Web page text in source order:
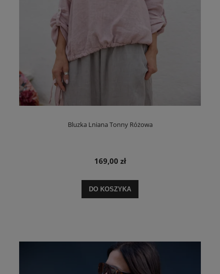
Bluzka Lniana Tonny Różowa
169,00 zł
DO KOSZYKA